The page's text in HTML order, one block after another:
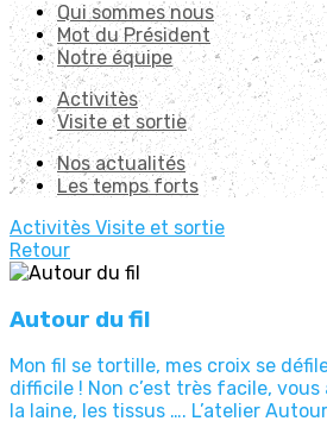
Qui sommes nous
Mot du Président
Notre équipe
Activitès
Visite et sortie
Nos actualités
Les temps forts
Activitès Visite et sortie
Retour
Autour du fil
Mon fil se tortille, mes croix se
difficile ! Non c’est très facile,
la laine, les tissus …. L’atelier